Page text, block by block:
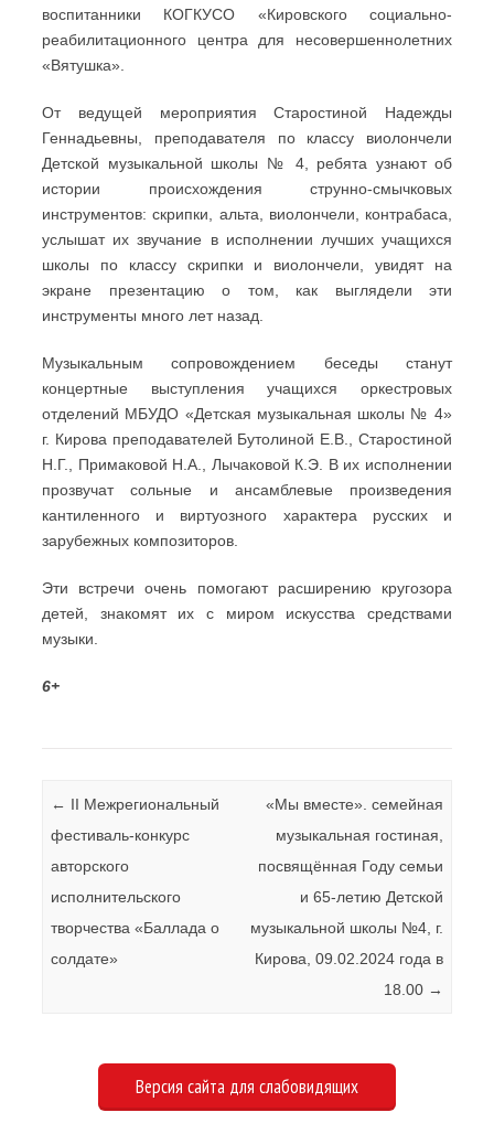
воспитанники КОГКУСО «Кировского социально-
реабилитационного центра для несовершеннолетних
«Вятушка».
От ведущей мероприятия Старостиной Надежды
Геннадьевны, преподавателя по классу виолончели
Детской музыкальной школы № 4, ребята узнают об
истории происхождения струнно-смычковых
инструментов: скрипки, альта, виолончели, контрабаса,
услышат их звучание в исполнении лучших учащихся
школы по классу скрипки и виолончели, увидят на
экране презентацию о том, как выглядели эти
инструменты много лет назад.
Музыкальным сопровождением беседы станут
концертные выступления учащихся оркестровых
отделений МБУДО «Детская музыкальная школы № 4»
г. Кирова преподавателей Бутолиной Е.В., Старостиной
Н.Г., Примаковой Н.А., Лычаковой К.Э. В их исполнении
прозвучат сольные и ансамблевые произведения
кантиленного и виртуозного характера русских и
зарубежных композиторов.
Эти встречи очень помогают расширению кругозора
детей, знакомят их с миром искусства средствами
музыки.
6+
Навигация по записям
← II Межрегиональный
фестиваль-конкурс
авторского
исполнительского
творчества «Баллада о
солдате»
«Мы вместе». семейная
музыкальная гостиная,
посвящённая Году семьи
и 65-летию Детской
музыкальной школы №4, г.
Кирова, 09.02.2024 года в
18.00 →
Версия сайта для слабовидящих